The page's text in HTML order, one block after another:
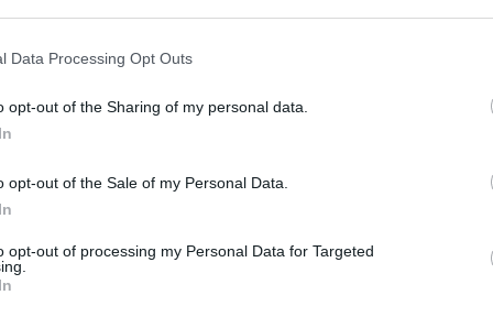
Data Processing Opt Outs
opt-out of the Sharing of my personal data.
opt-out of the Sale of my Personal Data.
opt-out of processing my Personal Data for Targeted
2023 11:59